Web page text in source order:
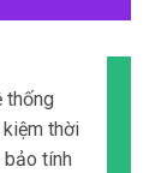
thống
thời
tính